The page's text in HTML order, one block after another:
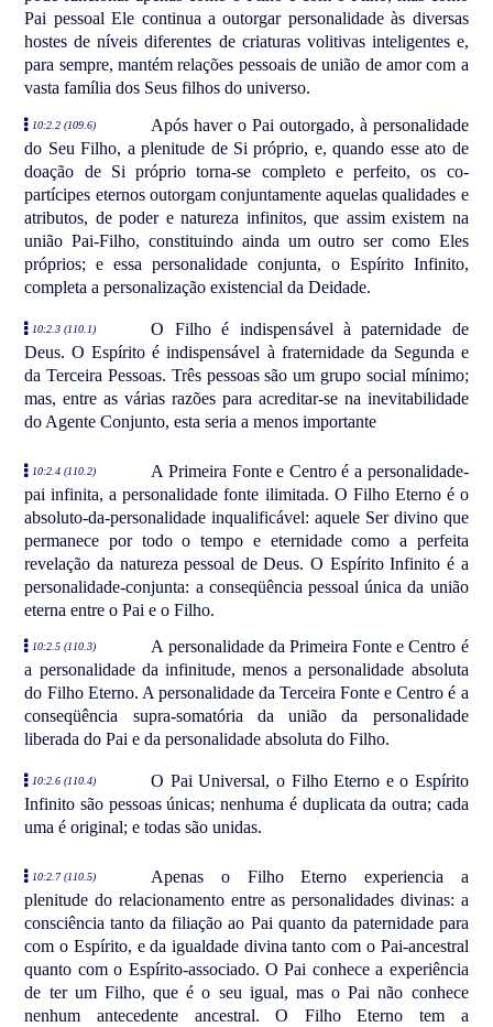
Pai pessoal Ele continua a outorgar personalidade às diversas
hostes de níveis diferentes de criaturas volitivas inteligentes e,
para sempre, mantém relações pessoais de união de amor com a
vasta família dos Seus filhos do universo.
10:2.2 (109.6)
Após haver o Pai outorgado, à personalidade
do Seu Filho, a plenitude de Si próprio, e, quando esse ato de
doação de Si próprio torna-se completo e perfeito, os co-
partícipes eternos outorgam conjuntamente aquelas qualidades e
atributos, de poder e natureza infinitos, que assim existem na
união Pai-Filho, constituindo ainda um outro ser como Eles
próprios; e essa personalidade conjunta, o Espírito Infinito,
completa a personalização existencial da Deidade.
10:2.3 (110.1)
O Filho é indispensável à paternidade de
Deus. O Espírito é indispensável à fraternidade da Segunda e
da Terceira Pessoas. Três pessoas são um grupo social mínimo;
mas, entre as várias razões para acreditar-se na inevitabilidade
do Agente Conjunto, esta seria a menos importante
10:2.4 (110.2)
A Primeira Fonte e Centro é a personalidade-
pai infinita, a personalidade fonte ilimitada. O Filho Eterno é o
absoluto-da-personalidade inqualificável: aquele Ser divino que
permanece por todo o tempo e eternidade como a perfeita
revelação da natureza pessoal de Deus. O Espírito Infinito é a
personalidade-conjunta: a conseqüência pessoal única da união
eterna entre o Pai e o Filho.
10:2.5 (110.3)
A personalidade da Primeira Fonte e Centro é
a personalidade da infinitude, menos a personalidade absoluta
do Filho Eterno. A personalidade da Terceira Fonte e Centro é a
conseqüência supra-somatória da união da personalidade
liberada do Pai e da personalidade absoluta do Filho.
10:2.6 (110.4)
O Pai Universal, o Filho Eterno e o Espírito
Infinito são pessoas únicas; nenhuma é duplicata da outra; cada
uma é original; e todas são unidas.
10:2.7 (110.5)
Apenas o Filho Eterno experiencia a
plenitude do relacionamento entre as personalidades divinas: a
consciência tanto da filiação ao Pai quanto da paternidade para
com o Espírito, e da igualdade divina tanto com o Pai-ancestral
quanto com o Espírito-associado. O Pai conhece a experiência
de ter um Filho, que é o seu igual, mas o Pai não conhece
nenhum antecedente ancestral. O Filho Eterno tem a